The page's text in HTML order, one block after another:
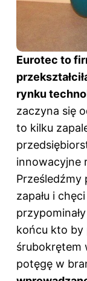
Eurotec to
rynku
zaczyna się
to kilku
innowacyjne
Prześledźmy
zapału i
końcu kto by
śrubokrętem
potęgę w